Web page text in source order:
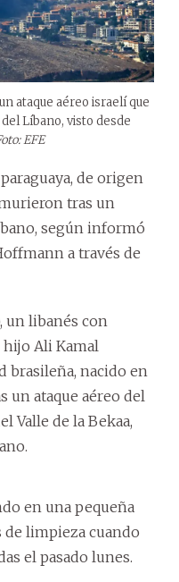
ataque aéreo israelí que
Líbano, visto desde
EFE
de origen
tras un
según informó
a través de
un libanés con
hijo Ali Kamal
brasileña, nacido en
un ataque aéreo del
Valle de la Bekaa,
en una pequeña
limpieza cuando
el pasado lunes.